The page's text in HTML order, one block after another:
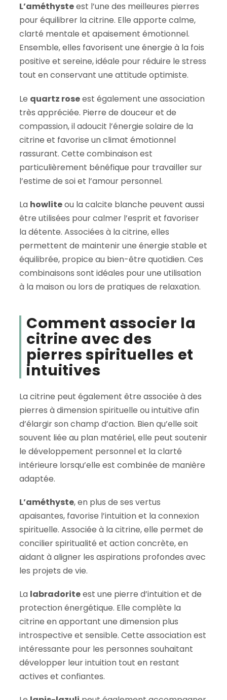
L’améthysteest l’une des meilleures pierres
pour équilibrer la citrine. Elle apporte calme,
clarté mentale et apaisement émotionnel.
Ensemble, elles favorisent une énergie à la fois
positive et sereine, idéale pour réduire le stress
tout en conservant une attitude optimiste.
Le quartz roseest également une association
très appréciée. Pierre de douceur et de
compassion, il adoucit l’énergie solaire de la
citrine et favorise un climat émotionnel
rassurant. Cette combinaison est
particulièrement bénéfique pour travailler sur
l’estime de soi et l’amour personnel.
La howliteou la calcite blanche peuvent aussi
être utilisées pour calmer l’esprit et favoriser
la détente. Associées à la citrine, elles
permettent de maintenir une énergie stable et
équilibrée, propice au bien-être quotidien. Ces
combinaisons sont idéales pour une utilisation
à la maison ou lors de pratiques de relaxation.
Comment associer la
citrine avec des
pierres spirituelles et
intuitives
La citrine peut également être associée à des
pierres à dimension spirituelle ou intuitive afin
d’élargir son champ d’action. Bien qu’elle soit
souvent liée au plan matériel, elle peut soutenir
le développement personnel et la clarté
intérieure lorsqu’elle est combinée de manière
adaptée.
L’améthyste, en plus de ses vertus
apaisantes, favorise l’intuition et la connexion
spirituelle. Associée à la citrine, elle permet de
concilier spiritualité et action concrète, en
aidant à aligner les aspirations profondes avec
les projets de vie.
La labradoriteest une pierre d’intuition et de
protection énergétique. Elle complète la
citrine en apportant une dimension plus
introspective et sensible. Cette association est
intéressante pour les personnes souhaitant
développer leur intuition tout en restant
actives et confiantes.